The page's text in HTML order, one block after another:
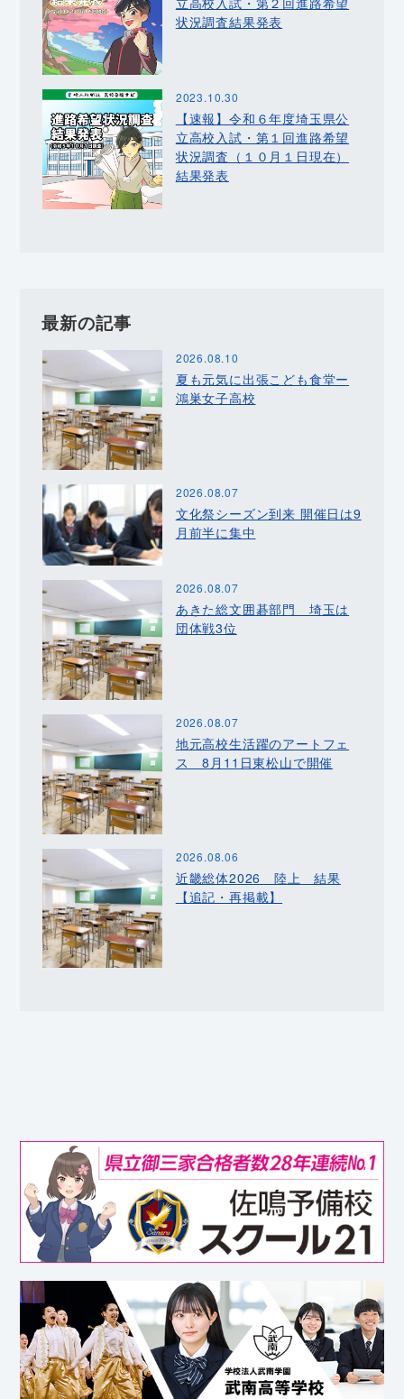
状況調査結果発表
2023.10.30
【速報】令和６年度埼玉県公
立高校入試・第１回進路希望
状況調査（１０月１日現在）
結果発表
最新の記事
2026.08.10
夏も元気に出張こども食堂ー
鴻巣女子高校
2026.08.07
文化祭シーズン到来 開催日は9
月前半に集中
2026.08.07
あきた総文囲碁部門 埼玉は
団体戦3位
2026.08.07
地元高校生活躍のアートフェ
ス 8月11日東松山で開催
2026.08.06
近畿総体2026 陸上 結果
【追記・再掲載】